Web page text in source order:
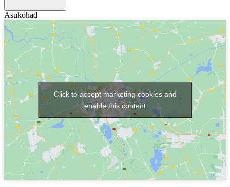
Asukohad
Click to accept marketing cookies and
enable this content